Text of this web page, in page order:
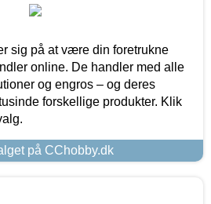
sig på at være din foretrukne
online. De handler med alle
og engros – og deres
forskellige produkter. Klik
på CChobby.dk